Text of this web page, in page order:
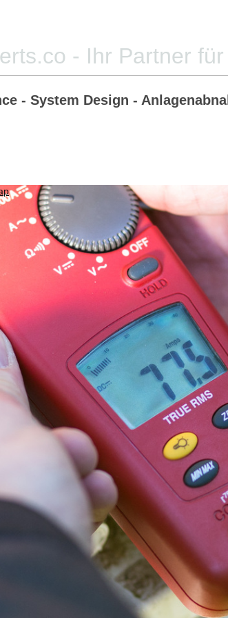
- Ihr Partner
- System Design -